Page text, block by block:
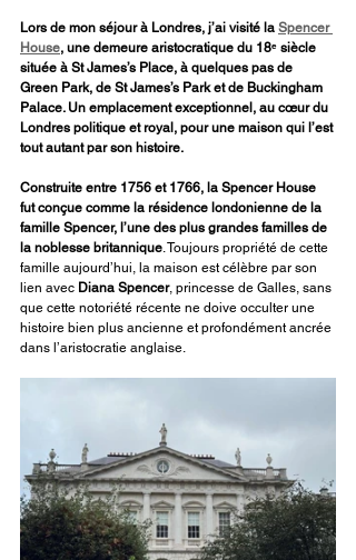
Lors de mon séjour à Londres, j’ai visité la Spencer
House, une demeure aristocratique du 18ᵉ siècle
située à St James’s Place, à quelques pas de
Green Park, de St James’s Park et de Buckingham
Palace. Un emplacement exceptionnel, au cœur du
Londres politique et royal, pour une maison qui l’est
tout autant par son histoire.
Construite entre 1756 et 1766, la Spencer House
fut conçue comme la résidence londonienne de la
famille Spencer, l’une des plus grandes familles de
la noblesse britannique . Toujours propriété de cette
famille aujourd’hui, la maison est célèbre par son
lien avec Diana Spencer, princesse de Galles, sans
que cette notoriété récente ne doive occulter une
histoire bien plus ancienne et profondément ancrée
dans l’aristocratie anglaise.